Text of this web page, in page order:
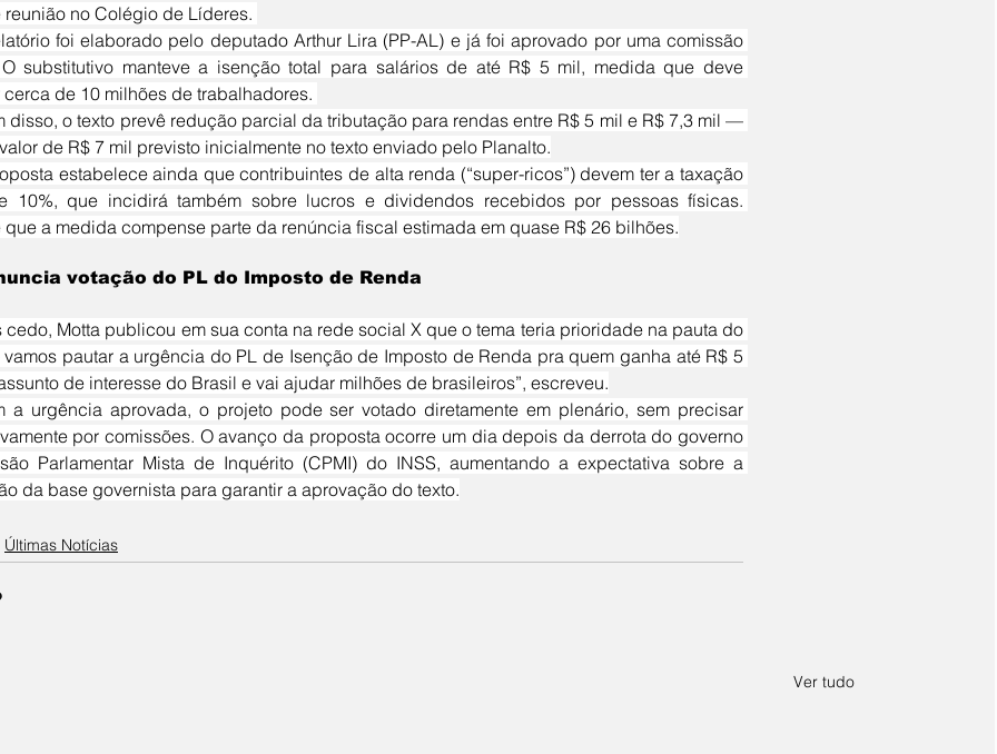
no Colégio de Líderes.
substitutivo manteve a isenção total para salários de até R$ 5 mil, medida que deve
de 10 milhões de trabalhadores.
de R$ 7 mil previsto inicialmente no texto enviado pelo Planalto.
10%, que incidirá também sobre lucros e dividendos recebidos por pessoas físicas.
que a medida compense parte da renúncia fiscal estimada em quase R$ 26 bilhões.
votação do PL do Imposto de Renda
vamos pautar a urgência do PL de Isenção de Imposto de Renda pra quem ganha até R$ 5
de interesse do Brasil e vai ajudar milhões de brasileiros”, escreveu.
por comissões. O avanço da proposta ocorre um dia depois da derrota do governo
Parlamentar Mista de Inquérito (CPMI) do INSS, aumentando a expectativa sobre a
da base governista para garantir a aprovação do texto.
Últimas Notícias
Ver tudo